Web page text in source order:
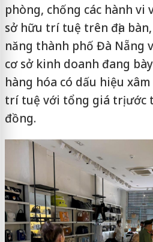
phòng, chống các hành vi
sở hữu trí tuệ trên địa
năng thành phố Đà Nẵng
cơ sở kinh doanh đang
hàng hóa có dấu hiệu
trí tuệ với tổng giá trị ước
đồng.